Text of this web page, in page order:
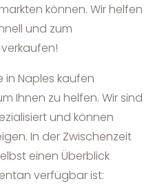
können. Wir helfen
und zum
in Naples kaufen
Ihnen zu helfen. Wir sind
und können
In der Zwischenzeit
einen Überblick
verfügbar ist: